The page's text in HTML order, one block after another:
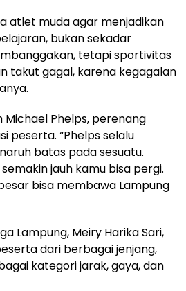
atlet muda agar menjadikan
bukan sekadar
tetapi sportivitas
takut gagal, karena kegagalan
Michael Phelps, perenang
peserta. “Phelps selalu
batas pada sesuatu.
jauh kamu bisa pergi.
bisa membawa Lampung
Lampung, Meiry Harika Sari,
dari berbagai jenjang,
kategori jarak, gaya, dan